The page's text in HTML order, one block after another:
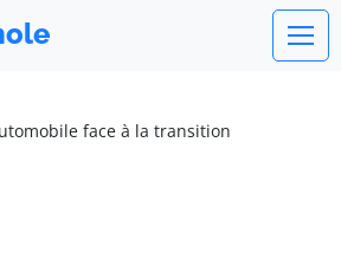
face à la transition